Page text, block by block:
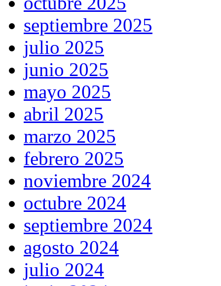
septiembre 2025
julio 2025
junio 2025
mayo 2025
abril 2025
marzo 2025
febrero 2025
noviembre 2024
octubre 2024
septiembre 2024
agosto 2024
julio 2024